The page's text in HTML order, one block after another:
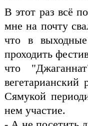
В этот раз всё
мне на почту
что в
проходить
что
Сямукой
нем участие.